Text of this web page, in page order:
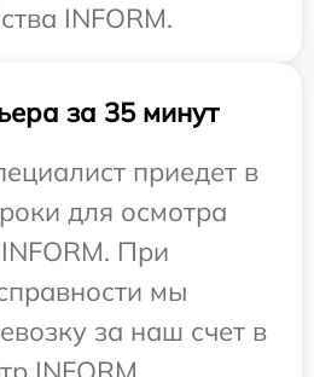
INFORM.
за 35 минут
приедет в
для осмотра
При
мы
за наш счет в